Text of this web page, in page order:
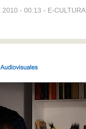
2010 - 00:13 - E-CULTURA